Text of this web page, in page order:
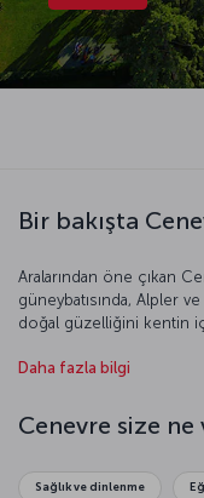
Bir bakışta
Aralarından öne çıkan
güneybatısında, Alpler
doğal güzelliğini kentin
kurumun genel
Gölü, parklar, müzeler
cenneti olmasına olanak
Daha fazla bilgi
Cenevre size
Sağlık ve dinlenme